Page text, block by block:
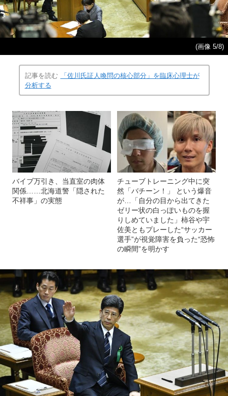
(画像 5/8)
記事を読む
「佐川氏証人喚問の核心部分」を臨床心理士が
分析する
バイブ万引き、当直室の肉体
関係……北海道警「隠された
不祥事」の実態
チューブトレーニング中に突
然「バチーン！」 という爆音
が…「自分の目から出てきた
ゼリー状の白っぽいものを握
りしめていました」柿谷や宇
佐美ともプレーした“サッカー
選手”が視覚障害を負った“恐怖
の瞬間”を明かす